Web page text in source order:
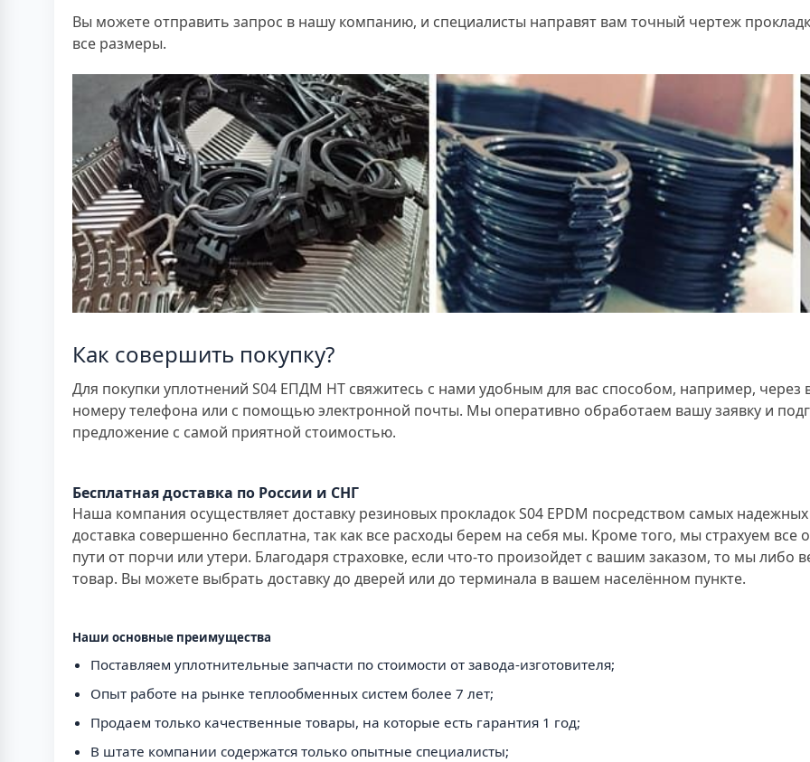
Вы можете отправить запрос в нашу компанию, и специалисты направят вам точный чертеж
все размеры.
Как совершить покупку?
Для покупки уплотнений S04 ЕПДМ HT свяжитесь с нами удобным для вас способом, например, через
номеру телефона или с помощью электронной почты. Мы оперативно обработаем вашу заявку и
предложение с самой приятной стоимостью.
Бесплатная доставка по России и СНГ
Наша компания осуществляет доставку резиновых прокладок S04 EPDM посредством самых
доставка совершенно бесплатна, так как все расходы берем на себя мы. Кроме того, мы страхуем все
пути от порчи или утери. Благодаря страховке, если что-то произойдет с вашим заказом, то мы
товар. Вы можете выбрать доставку до дверей или до терминала в вашем населённом пункте.
Наши основные преимущества
Поставляем уплотнительные запчасти по стоимости от завода-изготовителя;
Опыт работе на рынке теплообменных систем более 7 лет;
Продаем только качественные товары, на которые есть гарантия 1 год;
В штате компании содержатся только опытные специалисты;